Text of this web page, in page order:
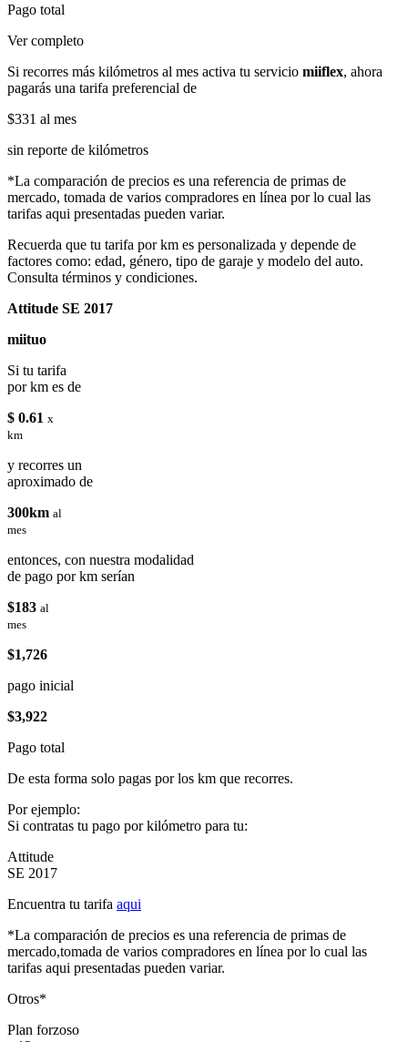
Pago total
Ver completo
Si recorres más kilómetros al mes activa tu servicio miiflex, ahora
pagarás una tarifa preferencial de
$331 al mes
sin reporte de kilómetros
*La comparación de precios es una referencia de primas de
mercado, tomada de varios compradores en línea por lo cual las
tarifas aqui presentadas pueden variar.
Recuerda que tu tarifa por km es personalizada y depende de
factores como: edad, género, tipo de garaje y modelo del auto.
Consulta términos y condiciones.
Attitude SE 2017
miituo
Si tu tarifa
por km es de
$ 0.61 x
km
y recorres un
aproximado de
300km al
mes
entonces, con nuestra modalidad
de pago por km serían
$183 al
mes
$1,726
pago inicial
$3,922
Pago total
De esta forma solo pagas por los km que recorres.
Por ejemplo:
Si contratas tu pago por kilómetro para tu:
Attitude
SE 2017
Encuentra tu tarifa aqui
*La comparación de precios es una referencia de primas de
mercado,tomada de varios compradores en línea por lo cual las
tarifas aqui presentadas pueden variar.
Otros*
Plan forzoso